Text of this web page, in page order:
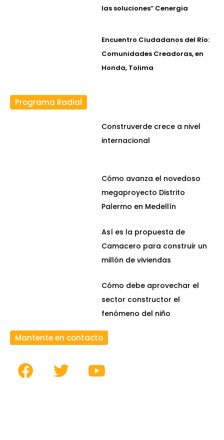
las soluciones” Cenergia
Encuentro Ciudadanos del Río:
Comunidades Creadoras, en
Honda, Tolima
Programa Radial
Construverde crece a nivel
internacional
Cómo avanza el novedoso
megaproyecto Distrito
Palermo en Medellín
Así es la propuesta de
Camacero para construir un
millón de viviendas
Cómo debe aprovechar el
sector constructor el
fenómeno del niño
Mantente en contacto